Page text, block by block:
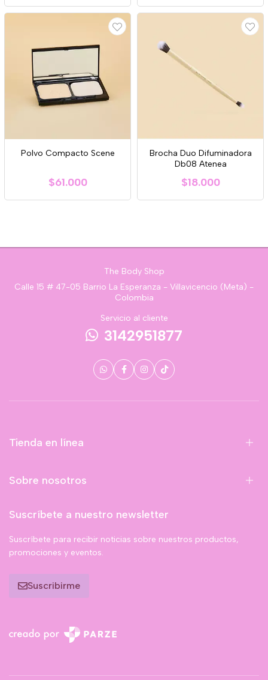
Polvo Compacto Scene
$61.000
Brocha Duo Difuminadora
Db08 Atenea
$18.000
The Body Shop
Calle 15 # 47-05 Barrio La Esperanza - Villavicencio (Meta) -
Colombia
Servicio al cliente
3142951877
Tienda en línea
Sobre nosotros
Suscríbete a nuestro newsletter
Suscríbete para recibir noticias sobre nuestros productos,
promociones y eventos.
Suscribirme